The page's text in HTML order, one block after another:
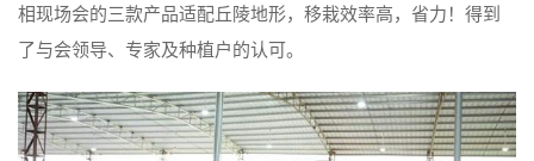
相现场会的三款产品适配丘陵地形，移栽效率高，省力！得到
了与会领导、专家及种植户的认可。